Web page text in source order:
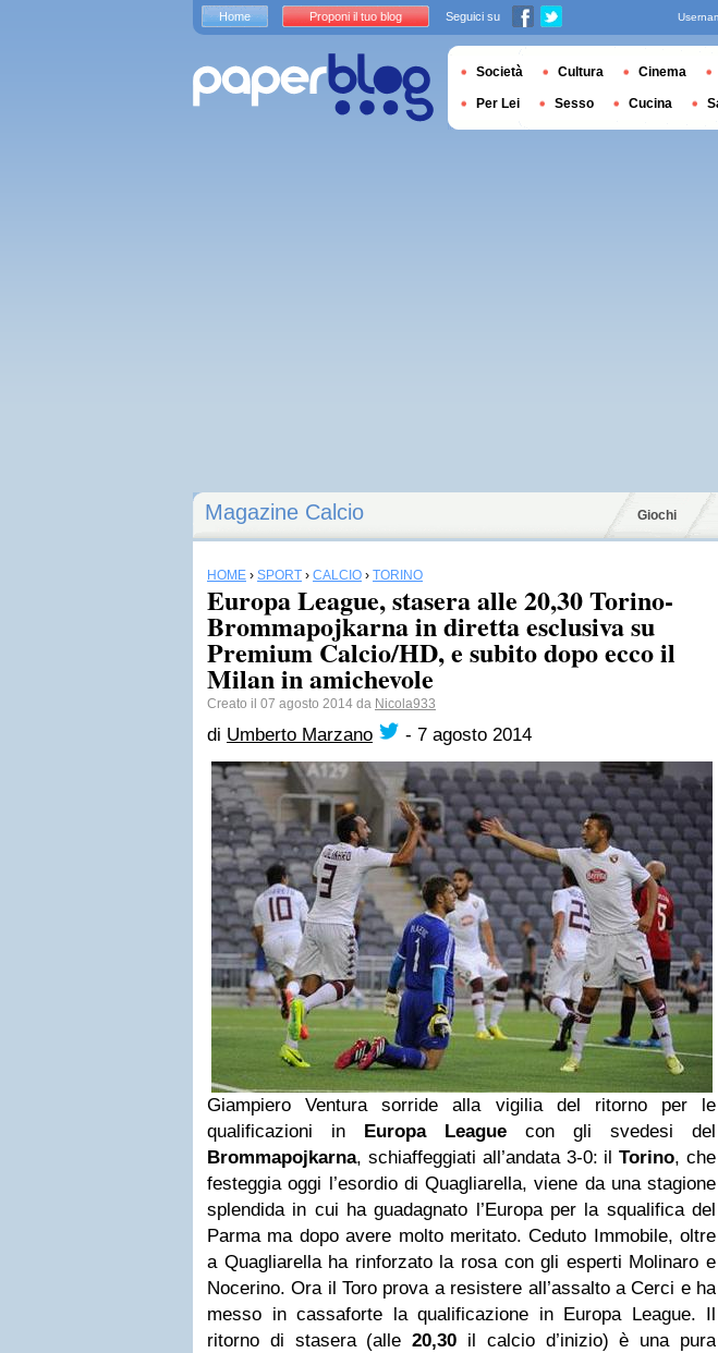
Magazine Calcio Giochi
HOME › SPORT › CALCIO › TORINO
Europa League, stasera alle 20,30 Torino-
Brommapojkarna in diretta esclusiva su
Premium Calcio/HD, e subito dopo ecco il
Milan in amichevole
Creato il 07 agosto 2014 da Nicola933
di Umberto Marzano - 7 agosto 2014
Giampiero Ventura sorride alla vigilia del ritorno per le
qualificazioni in Europa League con gli svedesi del
Brommapojkarna, schiaffeggiati all’andata 3-0: ilTorino, che
festeggia oggi l’esordio di Quagliarella, viene da una stagione
splendida in cui ha guadagnato l’Europa per la squalifica del
Parma ma dopo avere molto meritato. Ceduto Immobile, oltre
a Quagliarella ha rinforzato la rosa con gli esperti Molinaro e
Nocerino. Ora il Toro prova a resistere all’assalto a Cerci e ha
messo in cassaforte la qualificazione in Europa League. Il
ritorno di stasera (alle20,30 il calcio d’inizio) è una pura
Home Proponi il tuo blog Seguici su
Società Cultura Cinema
Per Lei Sesso Cucina